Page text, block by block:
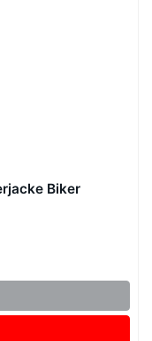
Biker